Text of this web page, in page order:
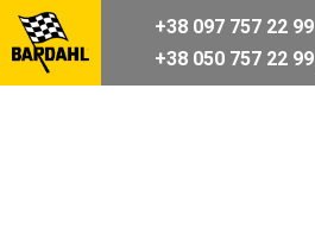
+38 097 757 22 99
+38 050 757 22 99